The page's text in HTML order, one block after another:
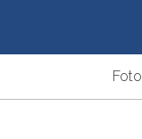
Foto